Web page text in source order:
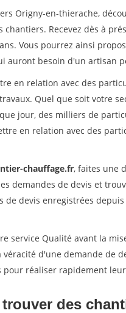
Origny-en-thierache,
Recevez dès à
Vous pourrez ainsi
auront besoin d'un artisan
en relation avec des
Quel que soit votre
jour, des milliers de
en relation avec des
chauffage.fr, faites une
demandes de devis et
de devis enregistrées
service Qualité avant la
d'une demande de
réaliser rapidement
des